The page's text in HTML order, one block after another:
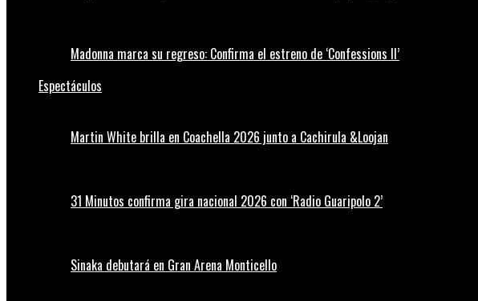
Madonna marca su regreso: Confirma el estreno de ‘Confessions II’
Espectáculos
Martin White brilla en Coachella 2026 junto a Cachirula &Loojan
31 Minutos confirma gira nacional 2026 con ‘Radio Guaripolo 2’
Sinaka debutará en Gran Arena Monticello